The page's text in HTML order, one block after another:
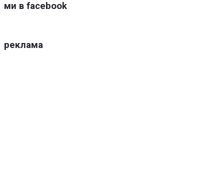
ми в facebook
реклама